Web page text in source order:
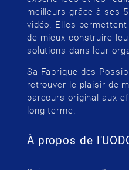
meilleurs grâce à ses
vidéo. Elles
de mieux construire
solutions dans leur
Sa Fabrique des
retrouver le plaisir de
parcours original aux
long terme.
À propos de